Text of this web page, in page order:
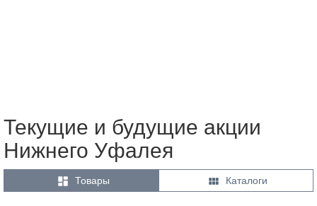
Текущие и будущие акции
Нижнего Уфалея
 Товары  Каталоги